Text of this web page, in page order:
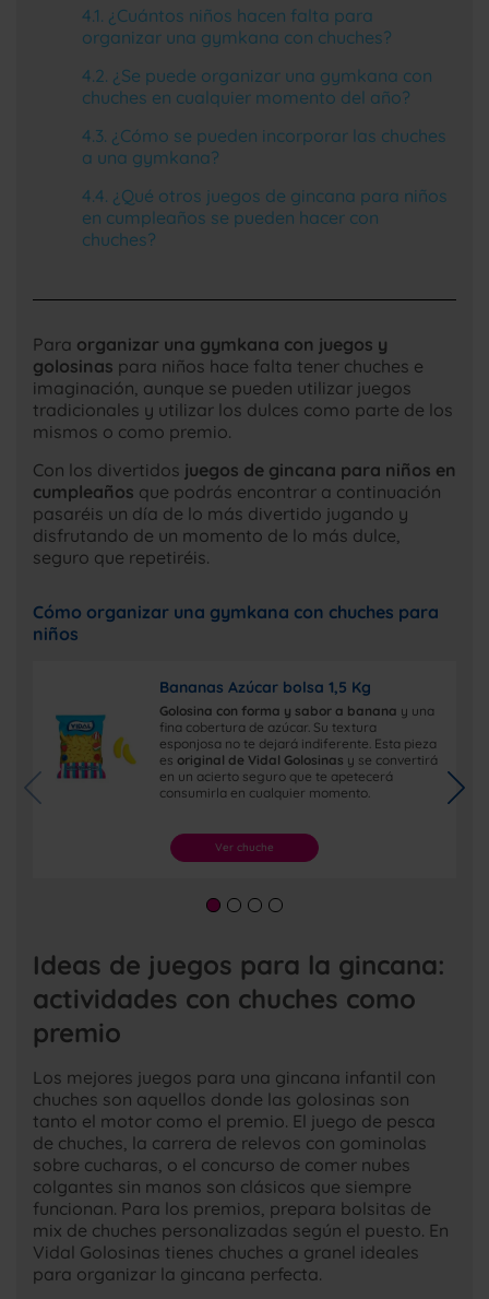
¿Cuántos niños hacen falta para
organizar una gymkana con chuches?
¿Se puede organizar una gymkana con
chuches en cualquier momento del año?
¿Cómo se pueden incorporar las chuches
a una gymkana?
¿Qué otros juegos de gincana para niños
en cumpleaños se pueden hacer con
chuches?
Para organizar una gymkana con juegos y
golosinas para niños hace falta tener chuches e
imaginación, aunque se pueden utilizar juegos
tradicionales y utilizar los dulces como parte de los
mismos o como premio.
Con los divertidos juegos de gincana para niños en
cumpleaños que podrás encontrar a continuación
pasaréis un día de lo más divertido jugando y
disfrutando de un momento de lo más dulce,
seguro que repetiréis.
Cómo organizar una gymkana con chuches para
niños
Bananas Azúcar bolsa 1,5 Kg
Golosina con forma y sabor a banana y una
fina cobertura de azúcar. Su textura
esponjosa no te dejará indiferente. Esta pieza
es original de Vidal Golosinas y se convertirá
en un acierto seguro que te apetecerá
consumirla en cualquier momento.
Ver chuche
Ideas de juegos para la gincana:
actividades con chuches como
premio
Los mejores juegos para una gincana infantil con
chuches son aquellos donde las golosinas son
tanto el motor como el premio. El juego de pesca
de chuches, la carrera de relevos con gominolas
sobre cucharas, o el concurso de comer nubes
colgantes sin manos son clásicos que siempre
funcionan. Para los premios, prepara bolsitas de
mix de chuches personalizadas según el puesto. En
Vidal Golosinas tienes chuches a granel ideales
para organizar la gincana perfecta.